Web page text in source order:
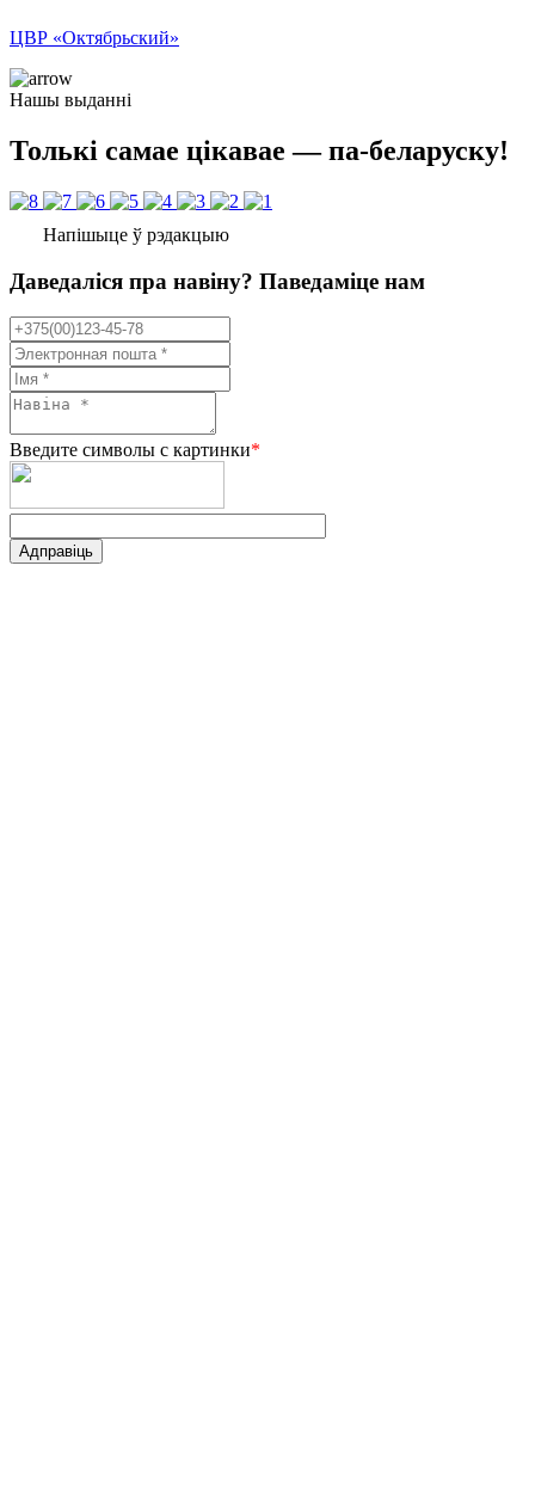
ЦВР «Октябрьский»
Нашы выданні
Толькі самае цікавае — па-беларуску!
Напішыце ў рэдакцыю
Даведаліся пра навіну? Паведаміце нам
Введите символы с картинки*
Адправіць